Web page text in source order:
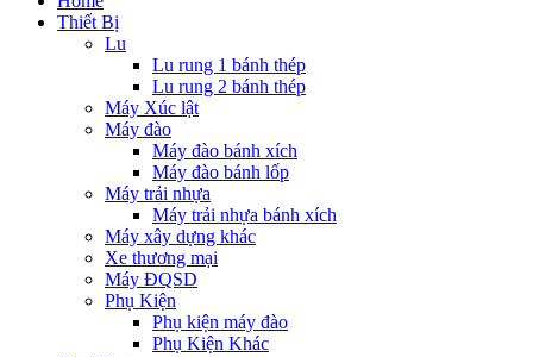
Thiết Bị
Lu
Lu rung 1 bánh thép
Lu rung 2 bánh thép
Máy Xúc lật
Máy đào
Máy đào bánh xích
Máy đào bánh lốp
Máy trải nhựa
Máy trải nhựa bánh xích
Máy xây dựng khác
Xe thương mại
Máy ĐQSD
Phụ Kiện
Phụ kiện máy đào
Phụ Kiện Khác